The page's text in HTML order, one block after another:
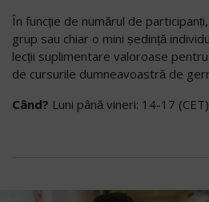
În funcție de numărul de
grup sau chiar o mini ședință
lecții suplimentare valoroase
de cursurile dumneavoastră de
Când? Luni până vineri: 14-17 (CET)